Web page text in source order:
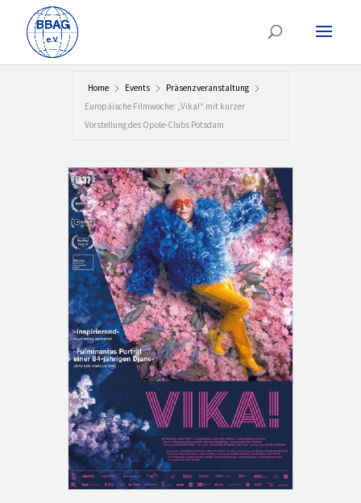
Home Events
Präsenzveranstaltung
Europäische Filmwoche: „Vika!“ mit kurzer
Vorstellung des Opole-Clubs Potsdam